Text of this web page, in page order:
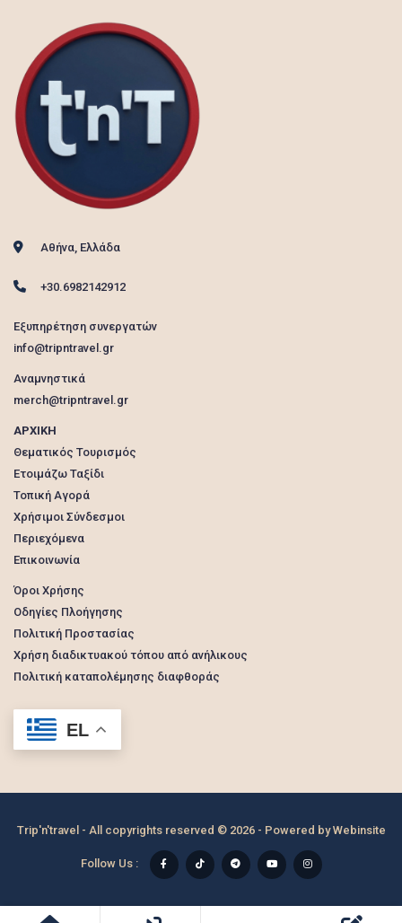
Αθήνα, Ελλάδα
+30.6982142912
Εξυπηρέτηση συνεργατών
info@tripntravel.gr
Αναμνηστικά
merch@tripntravel.gr
ΑΡΧΙΚΗ
Θεματικός Τουρισμός
Ετοιμάζω Ταξίδι
Τοπική Αγορά
Χρήσιμοι Σύνδεσμοι
Περιεχόμενα
Επικοινωνία
Όροι Χρήσης
Οδηγίες Πλοήγησης
Πολιτική Προστασίας
Χρήση διαδικτυακού τόπου από ανήλικους
Πολιτική καταπολέμησης διαφθοράς
EL
Trip'n'travel - All copyrights reserved © 2026 - Powered byWebinsite
Follow Us :